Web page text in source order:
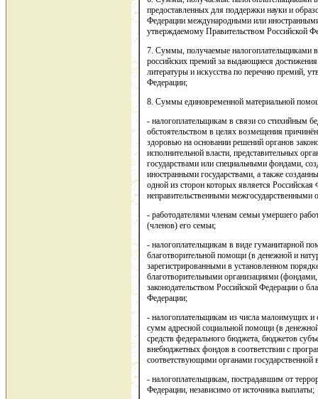
предоставленных для поддержки науки и
Федерации международными или
утверждаемому Правительством Российской
7. Суммы, получаемые налогоплательщиками
российских премий за выдающиеся
литературы и искусства по перечню премий,
Федерации;
8. Суммы единовременной материальной
- налогоплательщикам в связи со стихийным
обстоятельством в целях возмещения
здоровью на основании решений органов
исполнительной власти, представительных
государствами или специальными фондами,
иностранными государствами, а также
одной из сторон которых является
неправительственными межгосударственными
- работодателями членам семьи умершего
(членов) его семьи;
- налогоплательщикам в виде гуманитарной
благотворительной помощи (в денежной и
зарегистрированными в установленном
благотворительными организациями
законодательством Российской Федерации о
Федерации;
- налогоплательщикам из числа малоимущих и
сумм адресной социальной помощи (в
средств федерального бюджета, бюджетов
внебюджетных фондов в соответствии с
соответствующими органами государственной
- налогоплательщикам, пострадавшим от
Федерации, независимо от источника выплаты;